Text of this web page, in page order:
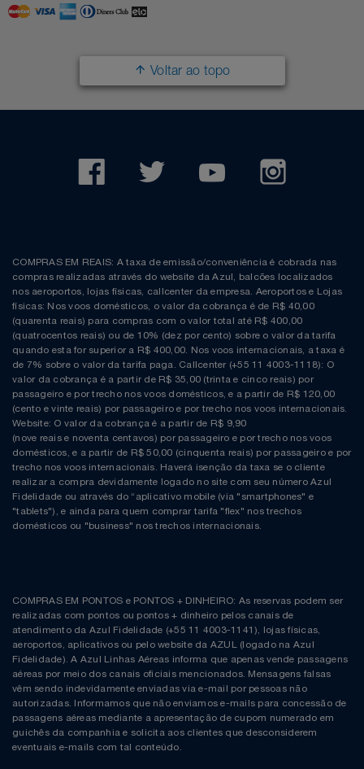
Voltar ao topo
COMPRAS EM REAIS: A taxa de emissão/conveniência é cobrada nas
compras realizadas através do website da Azul, balcões localizados
nos aeroportos, lojas físicas, callcenter da empresa. Aeroportos e Lojas
físicas: Nos voos domésticos, o valor da cobrança é de R$ 40,00
(quarenta reais) para compras com o valor total até R$ 400,00
(quatrocentos reais) ou de 10% (dez por cento) sobre o valor da tarifa
quando esta for superior a R$ 400,00. Nos voos internacionais, a taxa é
de 7% sobre o valor da tarifa paga. Callcenter (+55 11 4003-1118): O
valor da cobrança é a partir de R$ 35,00 (trinta e cinco reais) por
passageiro e por trecho nos voos domésticos, e a partir de R$ 120,00
(cento e vinte reais) por passageiro e por trecho nos voos internacionais.
Website: O valor da cobrança é a partir de R$ 9,90
(nove reais e noventa centavos) por passageiro e por trecho nos voos
domésticos, e a partir de R$ 50,00 (cinquenta reais) por passageiro e por
trecho nos voos internacionais. Haverá isenção da taxa se o cliente
realizar a compra devidamente logado no site com seu número Azul
Fidelidade ou através do “aplicativo mobile (via "smartphones" e
"tablets"), e ainda para quem comprar tarifa "flex" nos trechos
domésticos ou "business" nos trechos internacionais.
COMPRAS EM PONTOS e PONTOS + DINHEIRO: As reservas podem ser
realizadas com pontos ou pontos + dinheiro pelos canais de
atendimento da Azul Fidelidade (+55 11 4003-1141), lojas físicas,
aeroportos, aplicativos ou pelo website da AZUL (logado na Azul
Fidelidade). A Azul Linhas Aéreas informa que apenas vende passagens
aéreas por meio dos canais oficiais mencionados. Mensagens falsas
vêm sendo indevidamente enviadas via e-mail por pessoas não
autorizadas. Informamos que não enviamos e-mails para concessão de
passagens aéreas mediante a apresentação de cupom numerado em
guichês da companhia e solicita aos clientes que desconsiderem
eventuais e-mails com tal conteúdo.